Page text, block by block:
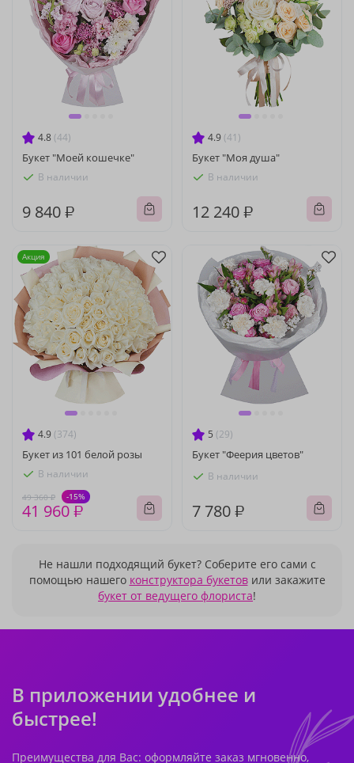
4.8 (44)
Букет "Моей кошечке"
В наличии
9 840 ₽
4.9 (41)
Букет "Моя душа"
В наличии
12 240 ₽
4.9 (374)
Букет из 101 белой розы
В наличии
49 360 ₽ -15%
41 960 ₽
Акция
5 (29)
Букет "Феерия цветов"
В наличии
7 780 ₽
Не нашли подходящий букет? Соберите его сами с
помощью нашего конструктора букетовили закажите
букет от ведущего флориста!
В приложении удобнее и
быстрее!
Преимущества для Вас: оформляйте заказ мгновенно,